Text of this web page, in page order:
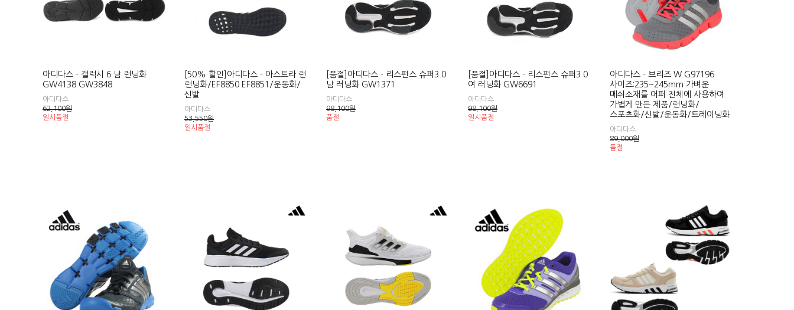
아디다스 - 갤럭시 6 남 런닝화
GW4138 GW3848
아디다스
62,100원
일시품절
[50% 할인]아디다스 - 아스트라 런
런닝화/EF8850 EF8851/운동화/
신발
아디다스
53,550원
일시품절
[품절]아디다스 - 리스펀스 슈퍼3.0
남 러닝화 GW1371
아디다스
98,100원
품절
[품절]아디다스 - 리스펀스 슈퍼3.0
여 러닝화 GW6691
아디다스
98,100원
일시품절
아디다스 - 브리즈 W G97196
사이즈:235~245mm 가벼운
메쉬소재를 어퍼 전체에 사용하여
가볍게 만든 제품/런닝화/
스포츠화/신발/운동화/트레이닝화
아디다스
89,000원
품절